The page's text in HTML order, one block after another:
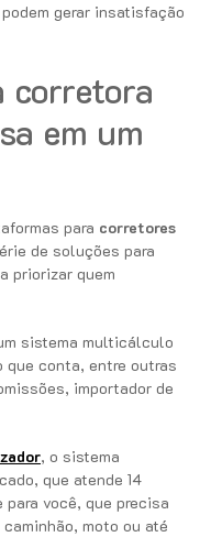
gerar insatisfação
corretora
em um
para corretores
de soluções para
priorizar quem
sistema multicálculo
que conta, entre outras
importador de
, o sistema
que atende 14
você, que precisa
moto ou até